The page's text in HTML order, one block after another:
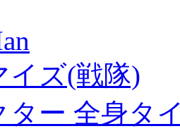
イズ(戦隊)
ター 全身タ